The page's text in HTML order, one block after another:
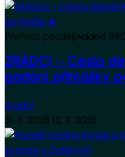
Přehrát pozdějiAdded
ZRÁDCI – Cesta
podání přihlášky
Zradci
31. 5. 2026 12. 7. 2026